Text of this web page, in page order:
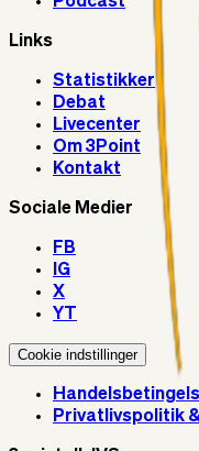
Links
Statistikker
Debat
Livecenter
Om 3Point
Kontakt
Sociale Medier
FB
IG
X
YT
Cookie indstillinger
Privatlivspolitik